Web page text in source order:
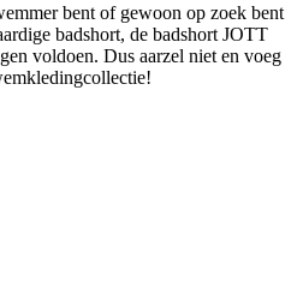
bent of gewoon op zoek bent
badshort, de badshort JOTT
voldoen. Dus aarzel niet en voeg